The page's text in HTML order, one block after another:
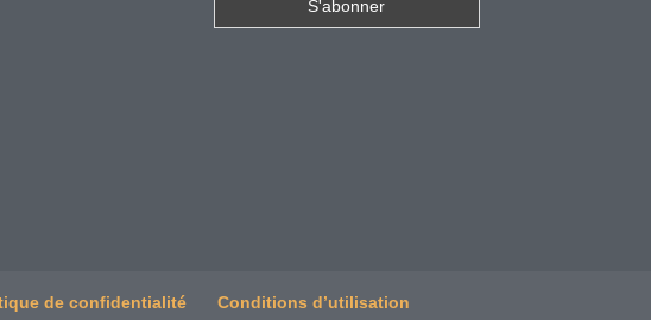
de confidentialité Conditions d’utilisation